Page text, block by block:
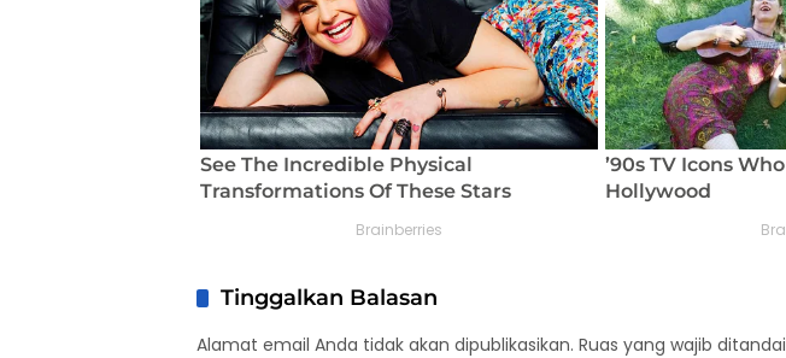
Tinggalkan Balasan
Alamat email Anda tidak akan dipublikasikan. Ruas yang wajib ditandai